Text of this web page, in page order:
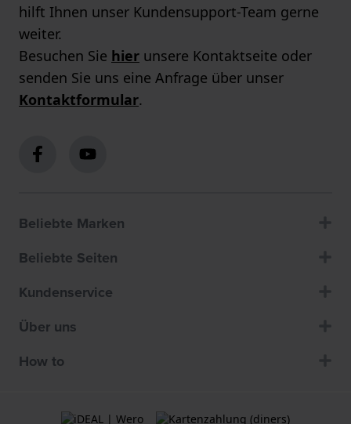
hilft Ihnen unser Kundensupport-Team gerne
weiter.
Besuchen Sie hier unsere Kontaktseite oder
senden Sie uns eine Anfrage über unser
Kontaktformular.
Beliebte Marken
Beliebte Seiten
Kundenservice
Über uns
How to